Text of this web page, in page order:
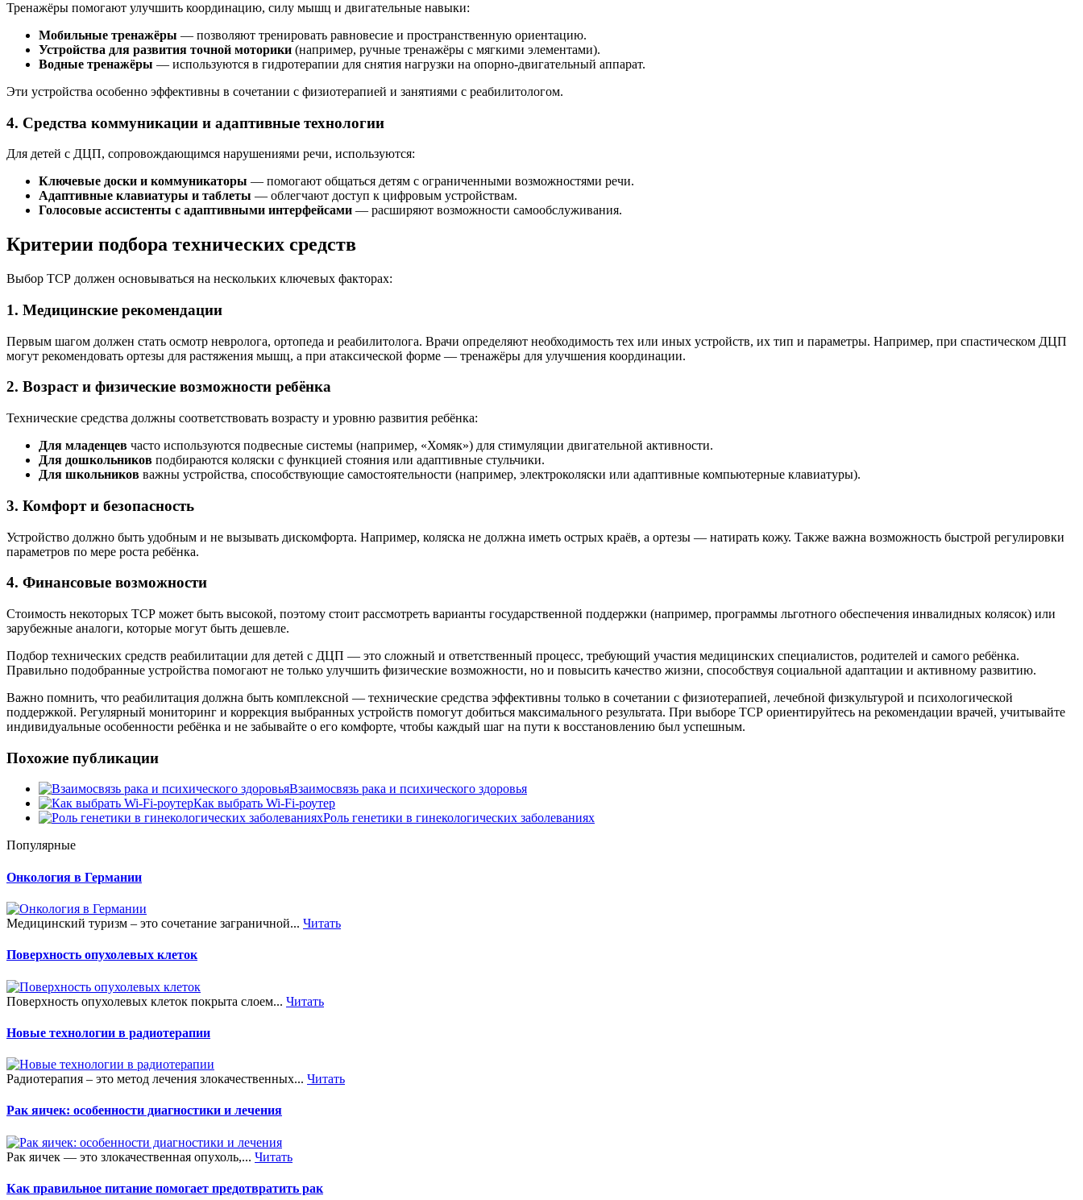
Тренажёры помогают улучшить координацию, силу мышц и двигательные навыки:
Мобильные тренажёры — позволяют тренировать равновесие и пространственную ориентацию.
Устройства для развития точной моторики (например, ручные тренажёры с мягкими элементами).
Водные тренажёры — используются в гидротерапии для снятия нагрузки на опорно-двигательный аппарат.
Эти устройства особенно эффективны в сочетании с физиотерапией и занятиями с реабилитологом.
4. Средства коммуникации и адаптивные технологии
Для детей с ДЦП, сопровождающимся нарушениями речи, используются:
Ключевые доски и коммуникаторы — помогают общаться детям с ограниченными возможностями речи.
Адаптивные клавиатуры и таблеты — облегчают доступ к цифровым устройствам.
Голосовые ассистенты с адаптивными интерфейсами — расширяют возможности самообслуживания.
Критерии подбора технических средств
Выбор ТСР должен основываться на нескольких ключевых факторах:
1. Медицинские рекомендации
Первым шагом должен стать осмотр невролога, ортопеда и реабилитолога. Врачи определяют необходимость тех или иных устройств, их тип и параметры. Например, при спастическом ДЦП
могут рекомендовать ортезы для растяжения мышц, а при атаксической форме — тренажёры для улучшения координации.
2. Возраст и физические возможности ребёнка
Технические средства должны соответствовать возрасту и уровню развития ребёнка:
Для младенцев часто используются подвесные системы (например, «Хомяк») для стимуляции двигательной активности.
Для дошкольников подбираются коляски с функцией стояния или адаптивные стульчики.
Для школьников важны устройства, способствующие самостоятельности (например, электроколяски или адаптивные компьютерные клавиатуры).
3. Комфорт и безопасность
Устройство должно быть удобным и не вызывать дискомфорта. Например, коляска не должна иметь острых краёв, а ортезы — натирать кожу. Также важна возможность быстрой регулировки
параметров по мере роста ребёнка.
4. Финансовые возможности
Стоимость некоторых ТСР может быть высокой, поэтому стоит рассмотреть варианты государственной поддержки (например, программы льготного обеспечения инвалидных колясок) или
зарубежные аналоги, которые могут быть дешевле.
Подбор технических средств реабилитации для детей с ДЦП — это сложный и ответственный процесс, требующий участия медицинских специалистов, родителей и самого ребёнка.
Правильно подобранные устройства помогают не только улучшить физические возможности, но и повысить качество жизни, способствуя социальной адаптации и активному развитию.
Важно помнить, что реабилитация должна быть комплексной — технические средства эффективны только в сочетании с физиотерапией, лечебной физкультурой и психологической
поддержкой. Регулярный мониторинг и коррекция выбранных устройств помогут добиться максимального результата. При выборе ТСР ориентируйтесь на рекомендации врачей, учитывайте
индивидуальные особенности ребёнка и не забывайте о его комфорте, чтобы каждый шаг на пути к восстановлению был успешным.
Похожие публикации
Взаимосвязь рака и психического здоровья
Как выбрать Wi-Fi-роутер
Роль генетики в гинекологических заболеваниях
Популярные
Онкология в Германии
Медицинский туризм – это сочетание заграничной... Читать
Поверхность опухолевых клеток
Поверхность опухолевых клеток покрыта слоем... Читать
Новые технологии в радиотерапии
Радиотерапия – это метод лечения злокачественных... Читать
Рак яичек: особенности диагностики и лечения
Рак яичек — это злокачественная опухоль,... Читать
Как правильное питание помогает предотвратить рак